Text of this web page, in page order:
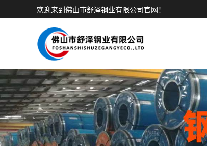
欢迎来到佛山市舒泽钢业有限公司官网！